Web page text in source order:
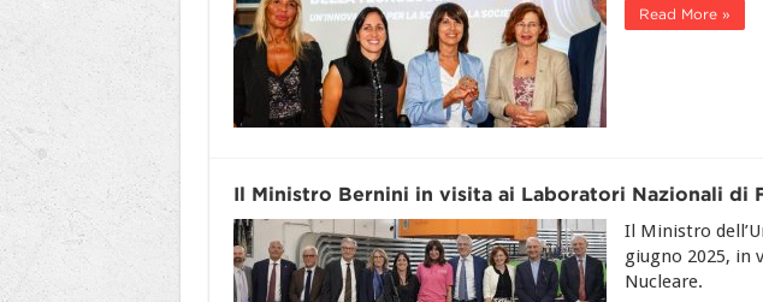
Read More »
Il Ministro Bernini in visita ai Laboratori Nazionali di
Il Ministro
giugno 2025, in
Nucleare.